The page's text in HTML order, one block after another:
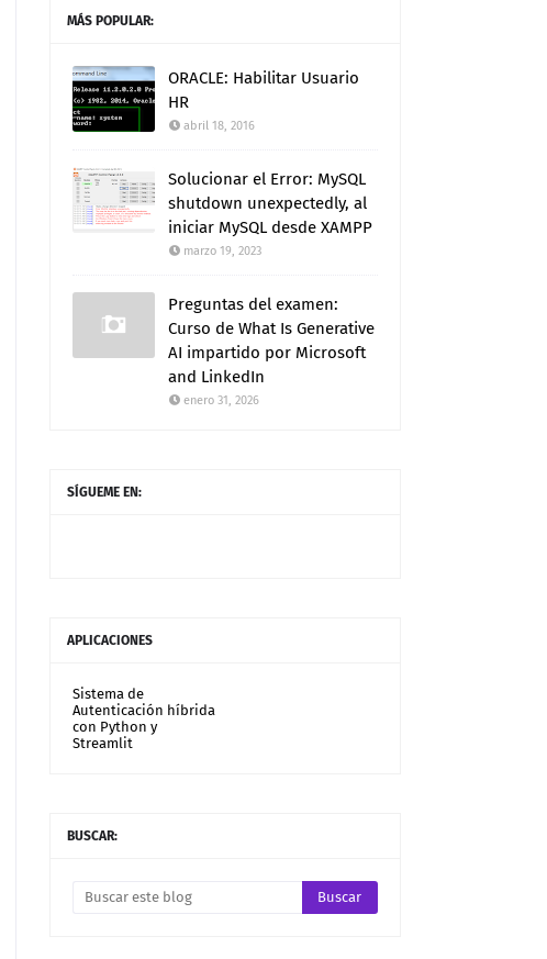
MÁS POPULAR:
ORACLE: Habilitar Usuario
HR
abril 18, 2016
Solucionar el Error: MySQL
shutdown unexpectedly, al
iniciar MySQL desde XAMPP
marzo 19, 2023
Preguntas del examen:
Curso de What Is Generative
AI impartido por Microsoft
and LinkedIn
enero 31, 2026
SÍGUEME EN:
APLICACIONES
Sistema de
Autenticación híbrida
con Python y
Streamlit
BUSCAR: